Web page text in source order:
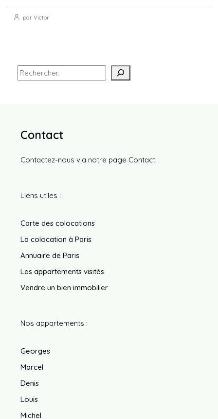
par Victor
Contact
Contactez-nous via notre page Contact.
Liens utiles :
Carte des colocations
La colocation à Paris
Annuaire de Paris
Les appartements visités
Vendre un bien immobilier
Nos appartements :
Georges
Marcel
Denis
Louis
Michel